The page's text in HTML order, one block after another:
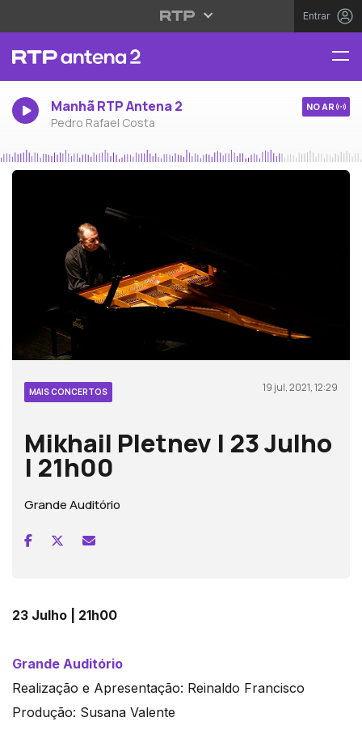
Entrar
Manhã RTP Antena 2
Pedro Rafael Costa
NO AR
MAIS CONCERTOS 19 jul, 2021, 12:29
Mikhail Pletnev | 23 Julho
| 21h00
Grande Auditório
23 Julho | 21h00
Grande Auditório
Realização e Apresentação: Reinaldo Francisco
Produção: Susana Valente